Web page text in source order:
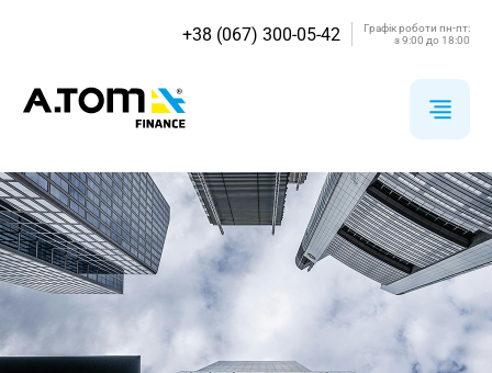
+38 (067) 300-05-42
Графік роботи пн-пт:
з 9:00 до 18:00